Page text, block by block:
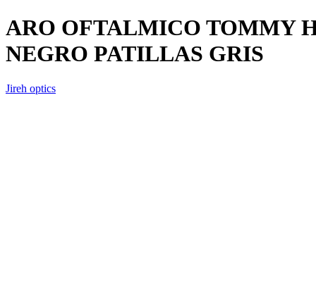
ARO OFTALMICO TOMMY
NEGRO PATILLAS GRIS
Jireh optics